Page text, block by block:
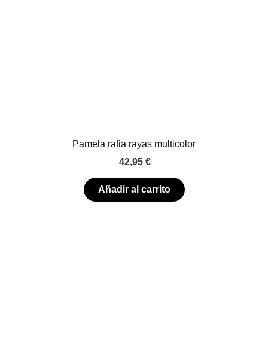
Pamela rafia rayas multicolor
42,95 €
Añadir al carrito